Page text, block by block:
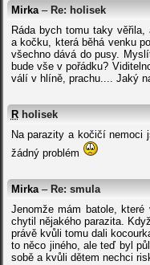
Mirka– Re: holisek
Ráda bych tomu taky
a kočku, která běhá venku
všechno dává do pusy.
bude vše v pořádku?
válí v hlíně, prachu.... Jaký
R holisek
Na parazity a kočičí nemoci
žádný problém
Mirka– Re: smula
Jenomže mám batole,
chytil nějakého parazita.
právě kvůli tomu dali
to něco jiného, ale teď byl
sobě a kvůli dětem nechci